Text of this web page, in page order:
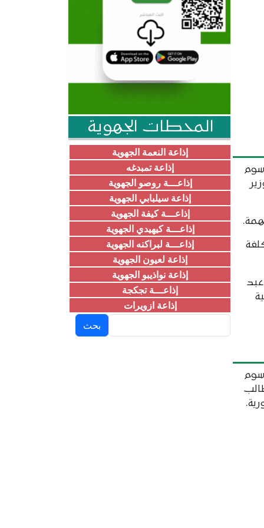
المحطات الجهوية
إذاعة النعمة الجهوية
إذاعة تمبدغه
إذاعـــة روصو الجهوية
إذاعة سيلبابي الجهوية
إذاعـــة كيفة الجهوية
إذاعـــة كيهيدي الجهوية
إذاعـــة لبراكنه الجهوية
إذاعة لعيون الجهوية
إذاعة نواذيبو الجهوية
إذاعـــة تجكجة
إذاعة ازويرات